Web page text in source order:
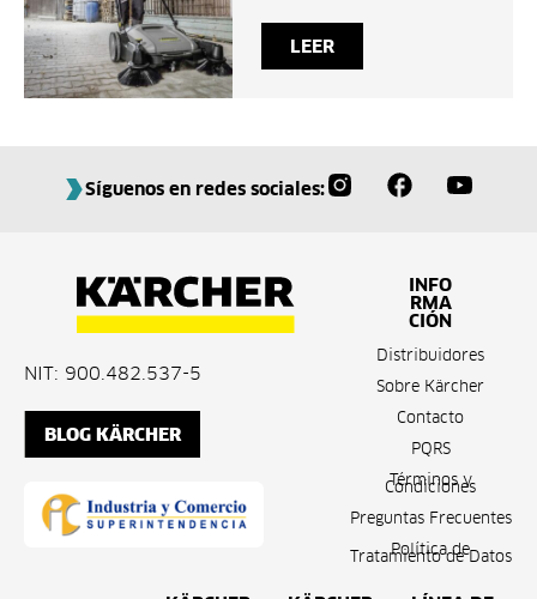
LEER
Síguenos en redes sociales:
NIT: 900.482.537-5
BLOG KÄRCHER
INFO
RMA
CIÓN
Distribuidores
Sobre Kärcher
Contacto
PQRS
Términos y
Condiciones
Preguntas Frecuentes
Política de
Tratamiento de Datos